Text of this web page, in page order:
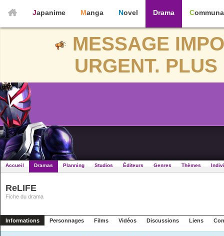
Japanime Manga Novel Drama
MESSAGE
URGENT.
Accueil Dramas Planning Studios Éditeurs Genres Thèmes
ReLIFE
Fiche du drama
Informations Personnages Films Vidéos Discussions Liens